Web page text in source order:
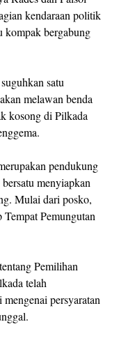
kendaraan politik
kompak bergabung
satu
melawan benda
kosong di Pilkada
pendukung
menyiapkan
Mulai dari posko,
Pemungutan
Pemilihan
telah
persyaratan